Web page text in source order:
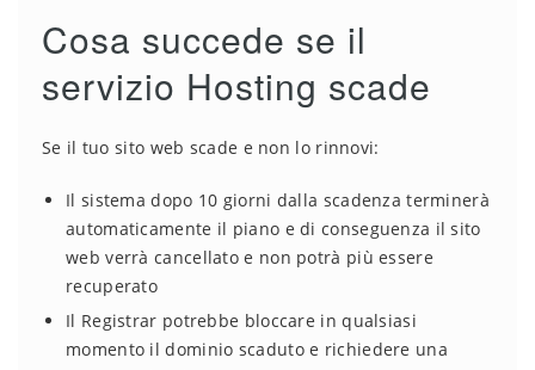
Cosa succede se il
servizio Hosting scade
Se il tuo sito web scade e non lo rinnovi:
Il sistema dopo 10 giorni dalla scadenza terminerà
automaticamente il piano e di conseguenza il sito
web verrà cancellato e non potrà più essere
recuperato
Il Registrar potrebbe bloccare in qualsiasi
momento il dominio scaduto e richiedere una